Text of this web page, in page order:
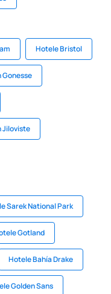
Hotele Bristol
Gonesse
Jiloviste
Sarek National Park
Gotland
Hotele Bahía Drake
Golden Sans